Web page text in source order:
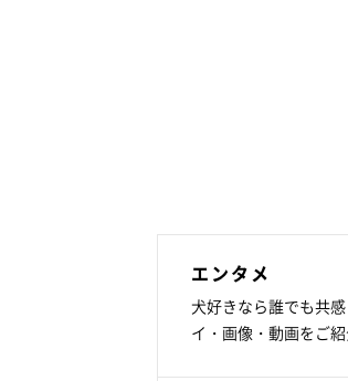
エンタメ
犬好きなら誰でも共
イ・画像・動画をご